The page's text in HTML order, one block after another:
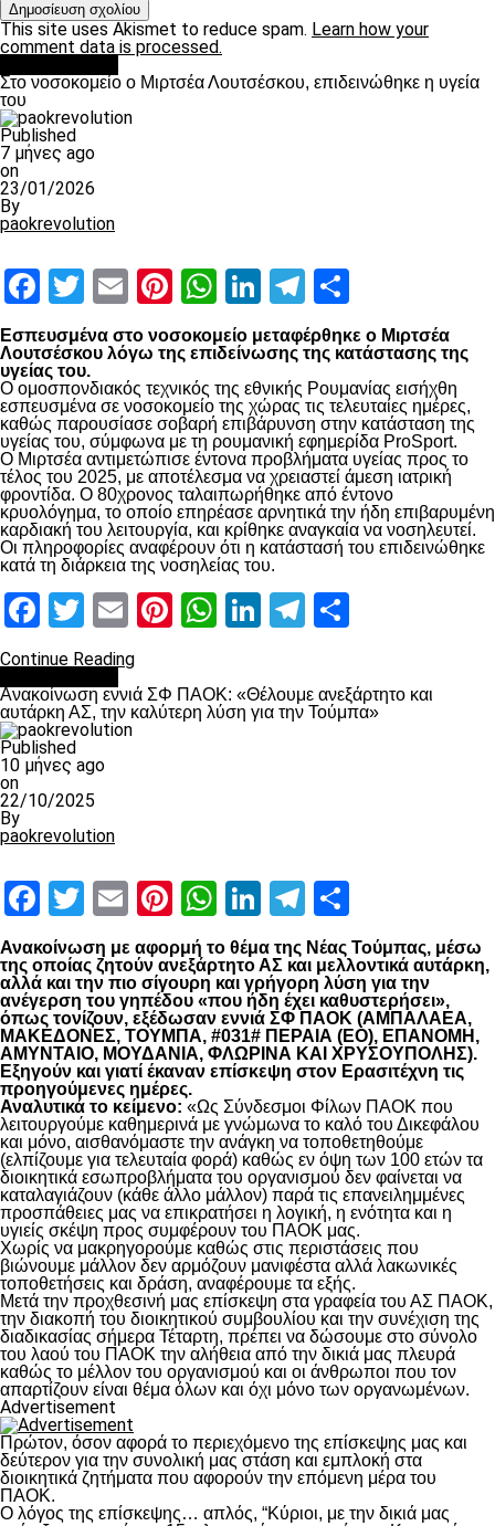
This site uses Akismet to reduce spam. Learn how your
comment data is processed.
Στο νοσοκομείο ο Μιρτσέα Λουτσέσκου, επιδεινώθηκε η υγεία
του
Published
7 μήνες ago
on
23/01/2026
By
paokrevolution
Facebook
Twitter
EmailPinterest
WhatsApp
LinkedIn
Telegram
Εσπευσμένα στο νοσοκομείο μεταφέρθηκε ο Μιρτσέα
Λουτσέσκου λόγω της επιδείνωσης της κατάστασης της
υγείας του.
Ο ομοσπονδιακός τεχνικός της εθνικής Ρουμανίας εισήχθη
εσπευσμένα σε νοσοκομείο της χώρας τις τελευταίες ημέρες,
καθώς παρουσίασε σοβαρή επιβάρυνση στην κατάσταση της
υγείας του, σύμφωνα με τη ρουμανική εφημερίδα ProSport.
Ο Μιρτσέα αντιμετώπισε έντονα προβλήματα υγείας προς το
τέλος του 2025, με αποτέλεσμα να χρειαστεί άμεση ιατρική
φροντίδα. Ο 80χρονος ταλαιπωρήθηκε από έντονο
κρυολόγημα, το οποίο επηρέασε αρνητικά την ήδη επιβαρυμένη
καρδιακή του λειτουργία, και κρίθηκε αναγκαία να νοσηλευτεί.
Οι πληροφορίες αναφέρουν ότι η κατάστασή του επιδεινώθηκε
κατά τη διάρκεια της νοσηλείας του.
Facebook
Twitter
EmailPinterest
WhatsApp
LinkedIn
Telegram
Continue Reading
Ανακοίνωση εννιά ΣΦ ΠΑΟΚ: «Θέλουμε ανεξάρτητο και
αυτάρκη ΑΣ, την καλύτερη λύση για την Τούμπα»
Published
10 μήνες ago
on
22/10/2025
By
paokrevolution
Facebook
Twitter
EmailPinterest
WhatsApp
LinkedIn
Telegram
Ανακοίνωση με αφορμή το θέμα της Νέας Τούμπας, μέσω
της οποίας ζητούν ανεξάρτητο ΑΣ και μελλοντικά αυτάρκη,
αλλά και την πιο σίγουρη και γρήγορη λύση για την
ανέγερση του γηπέδου «που ήδη έχει καθυστερήσει»,
όπως τονίζουν, εξέδωσαν εννιά ΣΦ ΠΑΟΚ (ΑΜΠΑΛΑΕΑ,
ΜΑΚΕΔΟΝΕΣ, ΤΟΥΜΠΑ, #031# ΠΕΡΑΙΑ (ΕΟ), ΕΠΑΝΟΜΗ,
ΑΜΥΝΤΑΙΟ, ΜΟΥΔΑΝΙΑ, ΦΛΩΡΙΝΑ ΚΑΙ ΧΡΥΣΟΥΠΟΛΗΣ).
Εξηγούν και γιατί έκαναν επίσκεψη στον Ερασιτέχνη τις
προηγούμενες ημέρες.
Αναλυτικά το κείμενο: «Ως Σύνδεσμοι Φίλων ΠΑΟΚ που
λειτουργούμε καθημερινά με γνώμωνα το καλό του Δικεφάλου
και μόνο, αισθανόμαστε την ανάγκη να τοποθετηθούμε
(ελπίζουμε για τελευταία φορά) καθώς εν όψη των 100 ετών τα
διοικητικά εσωπροβλήματα του οργανισμού δεν φαίνεται να
καταλαγιάζουν (κάθε άλλο μάλλον) παρά τις επανειλημμένες
προσπάθειες μας να επικρατήσει η λογική, η ενότητα και η
υγιείς σκέψη προς συμφέρουν του ΠΑΟΚ μας.
Χωρίς να μακρηγορούμε καθώς στις περιστάσεις που
βιώνουμε μάλλον δεν αρμόζουν μανιφέστα αλλά λακωνικές
τοποθετήσεις και δράση, αναφέρουμε τα εξής.
Μετά την προχθεσινή μας επίσκεψη στα γραφεία του ΑΣ ΠΑΟΚ,
την διακοπή του διοικητικού συμβουλίου και την συνέχιση της
διαδικασίας σήμερα Τέταρτη, πρέπει να δώσουμε στο σύνολο
του λαού του ΠΑΟΚ την αλήθεια από την δικιά μας πλευρά
καθώς το μέλλον του οργανισμού και οι άνθρωποι που τον
απαρτίζουν είναι θέμα όλων και όχι μόνο των οργανωμένων.
Advertisement
Πρώτον, όσον αφορά το περιεχόμενο της επίσκεψης μας και
δεύτερον για την συνολική μας στάση και εμπλοκή στα
διοικητικά ζητήματα που αφορούν την επόμενη μέρα του
ΠΑΟΚ.
Ο λόγος της επίσκεψης… απλός, “Κύριοι, με την δικιά μας